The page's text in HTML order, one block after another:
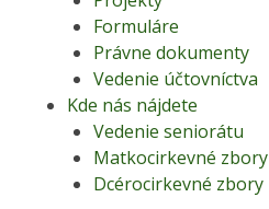
Formuláre
Právne dokumenty
Vedenie účtovníctva
Kde nás nájdete
Vedenie seniorátu
Matkocirkevné zbory
Dcérocirkevné zbory